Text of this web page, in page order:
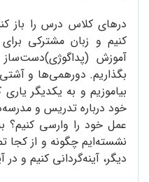
درهای کلاس درس را باز
کنیم و زبان مشترکی
آموزش
بگذاریم. دورهمی‌ها و
بیاموزیم و به یکدیگر
خود درباره تدریس و
عمل خود را وارسی کنیم؟
نشسته‌ایم چگونه و از کجا
دیگر، آینه‌گردانی کنیم و در